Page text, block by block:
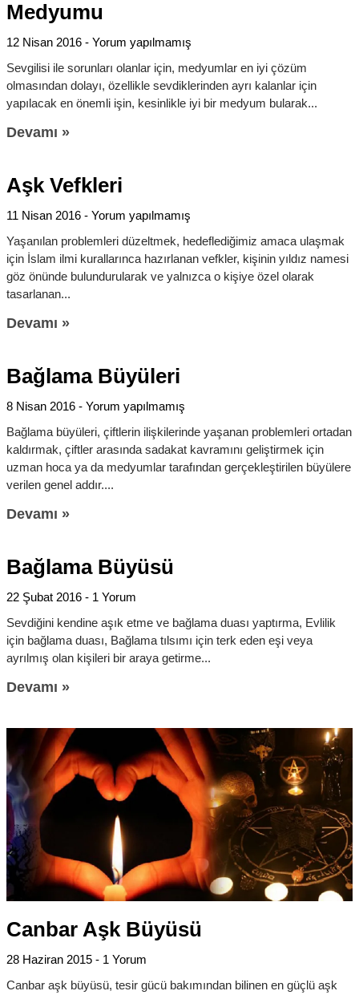
Medyumu
12 Nisan 2016
Yorum yapılmamış
Sevgilisi ile sorunları olanlar için, medyumlar en iyi çözüm
olmasından dolayı, özellikle sevdiklerinden ayrı kalanlar için
yapılacak en önemli işin, kesinlikle iyi bir medyum bularak
Devamı »
Aşk Vefkleri
11 Nisan 2016
Yorum yapılmamış
Yaşanılan problemleri düzeltmek, hedeflediğimiz amaca ulaşmak
için İslam ilmi kurallarınca hazırlanan vefkler, kişinin yıldız namesi
göz önünde bulundurularak ve yalnızca o kişiye özel olarak
tasarlanan
Devamı »
Bağlama Büyüleri
8 Nisan 2016
Yorum yapılmamış
Bağlama büyüleri, çiftlerin ilişkilerinde yaşanan problemleri ortadan
kaldırmak, çiftler arasında sadakat kavramını geliştirmek için
uzman hoca ya da medyumlar tarafından gerçekleştirilen büyülere
verilen genel addır.
Devamı »
Bağlama Büyüsü
22 Şubat 2016
1 Yorum
Sevdiğini kendine aşık etme ve bağlama duası yaptırma, Evlilik
için bağlama duası, Bağlama tılsımı için terk eden eşi veya
ayrılmış olan kişileri bir araya getirme
Devamı »
Canbar Aşk Büyüsü
28 Haziran 2015
1 Yorum
Canbar aşk büyüsü, tesir gücü bakımından bilinen en güçlü aşk